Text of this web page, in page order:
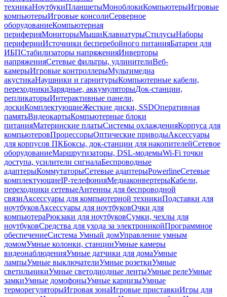
техникаНоутбукиПланшетыМоноблокиКомпьютерыИгровые
компьютерыИгровые консолиСерверное
оборудованиеКомпьютерная
периферияМониторыМышиКлавиатурыСтилусыНаборы
периферииИсточники бесперебойного питанияБатареи для
ИБПСтабилизаторы напряженияИнверторы
напряженияСетевые фильтры, удлинителиВеб-
камерыИгровые контроллерыМультимедиа
акустикаНаушники и гарнитурыКомпьютерные кабели,
переходникиЗарядные, аккумуляторыДок-станции,
репликаторыИнтерактивные панели,
доскиКомплектующиеЖесткие диски, SSDОперативная
памятьВидеокартыКомпьютерные блоки
питанияМатеринские платыСистемы охлажденияКорпуса для
компьютеровПроцессорыОптические приводыАксессуары
для корпусов ПКБоксы, док-станции для накопителейСетевое
оборудованиеМаршрутизаторы, DSL-модемыWi-Fi точки
доступа, усилители сигналаБеспроводные
адаптерыКоммутаторыСетевые адаптерыPowerlineСетевые
комплектующиеIP-телефонияМедиаконвертерыКабели,
переходники сетевыеАнтенны для беспроводной
связиАксессуары для компьютерной техникиПодставки для
ноутбуковАксессуары для ноутбуковОчки для
компьютераРюкзаки для ноутбуковСумки, чехлы для
ноутбуковСредства для ухода за электроникойПрограммное
обеспечениеСистема Умный домУправление умным
домомУмные колонки, станцииУмные камеры
видеонаблюденияУмные датчики для домаУмные
лампыУмные выключателиУмные розеткиУмные
светильникиУмные светодиодные лентыУмные релеУмные
замкиУмные домофоныУмные карнизыУмные
терморегуляторыИгровая зонаИгровые приставкиИгры для